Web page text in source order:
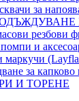
за
резбови
и
маркучи
за капково
И ТОРЕНЕ